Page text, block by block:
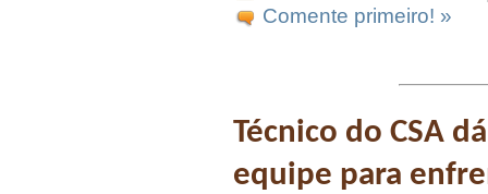
Comente primeiro! »
Técnico do CSA
equipe para